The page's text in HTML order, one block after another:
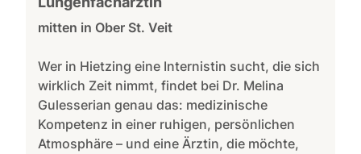
mitten in Ober St. Veit
Wer in Hietzing eine Internistin sucht, die sich
wirklich Zeit nimmt, findet bei Dr. Melina
Gulesserian genau das: medizinische
Kompetenz in einer ruhigen, persönlichen
Atmosphäre – und eine Ärztin, die möchte,